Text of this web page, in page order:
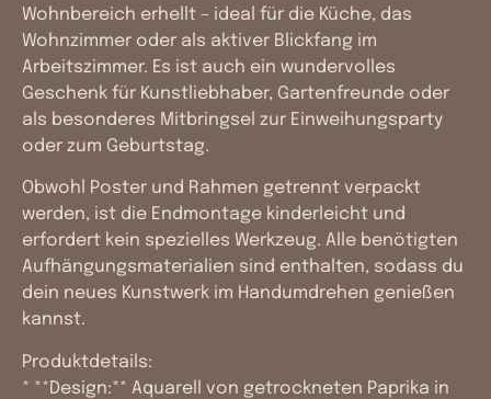
Wohnbereich erhellt – ideal für die Küche, das
Wohnzimmer oder als aktiver Blickfang im
Arbeitszimmer. Es ist auch ein wundervolles
Geschenk für Kunstliebhaber, Gartenfreunde oder
als besonderes Mitbringsel zur Einweihungsparty
oder zum Geburtstag.
Obwohl Poster und Rahmen getrennt verpackt
werden, ist die Endmontage kinderleicht und
erfordert kein spezielles Werkzeug. Alle benötigten
Aufhängungsmaterialien sind enthalten, sodass du
dein neues Kunstwerk im Handumdrehen genießen
kannst.
Produktdetails:
* **Design:** Aquarell von getrockneten Paprika in